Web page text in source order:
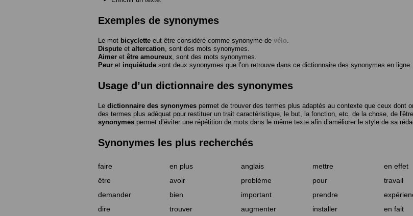
Exemples de synonymes
Le mot bicyclette eut être considéré comme synonyme de vélo
Dispute et altercation , sont des mots synonymes.
Aimer et être amoureux , sont des mots synonymes.
Peur et inquiétude sont deux synonymes que l’on retrouve dans ce dictionnaire des synonymes en ligne.
Usage d’un dictionnaire des synonymes
Le dictionnaire des synonymes permet de trouver des termes plus adaptés au contexte que ceux dont
des termes plus adéquat pour restituer un trait caractéristique, le but, la fonction, etc. de la chose, de
synonymes permet d’éviter une répétition de mots dans le même texte afin d’améliorer le style de sa
Synonymes les plus recherchés
faire en plus anglais mettre en effet
être
avoir problème pour travail
demander
bien important prendre
dire
trouver augmenter installer en fait